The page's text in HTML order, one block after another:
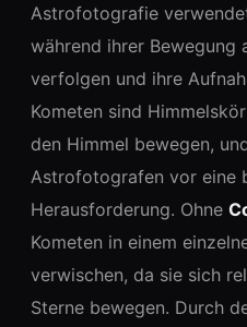
Astrofotografie
während ihrer Bewegung
verfolgen und ihre
Kometen sind
den Himmel bewegen,
Astrofotografen vor eine
Herausforderung. Ohne
Kometen in einem
verwischen, da sie sich
Sterne bewegen. Durch